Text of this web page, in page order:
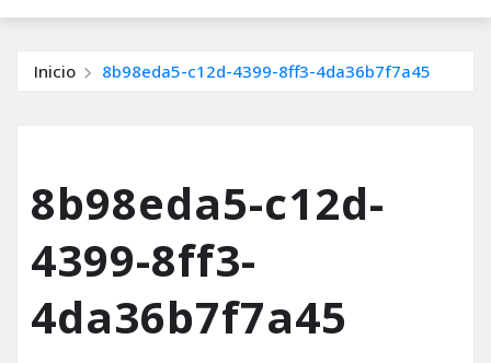
Inicio 8b98eda5-c12d-4399-8ff3-4da36b7f7a45
8b98eda5-c12d-
4399-8ff3-
4da36b7f7a45